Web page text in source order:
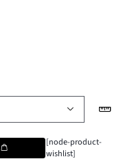
[node-product-
wishlist]